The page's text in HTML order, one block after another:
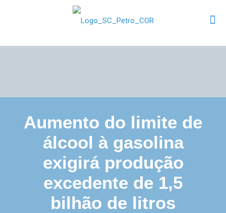
Aumento do limite de
álcool à gasolina
exigirá produção
excedente de 1,5
bilhão de litros